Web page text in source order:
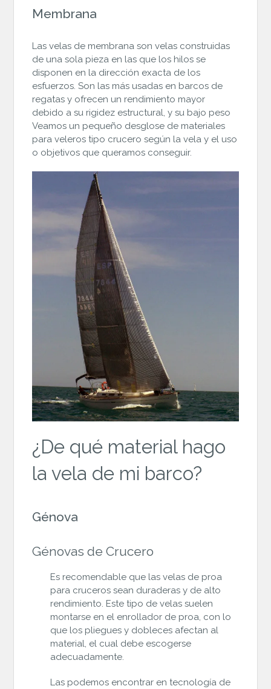
Membrana
Las velas de membrana son velas construidas
de una sola pieza en las que los hilos se
disponen en la dirección exacta de los
esfuerzos. Son las más usadas en barcos de
regatas y ofrecen un rendimiento mayor
debido a su rigidez estructural, y su bajo peso
Veamos un pequeño desglose de materiales
para veleros tipo crucero según la vela y el uso
o objetivos que queramos conseguir.
¿De qué material hago
la vela de mi barco?
Génova
Génovas de Crucero
Es recomendable que las velas de proa
para cruceros sean duraderas y de alto
rendimiento. Este tipo de velas suelen
montarse en el enrollador de proa, con lo
que los pliegues y dobleces afectan al
material, el cual debe escogerse
adecuadamente.
Las podemos encontrar en tecnología de